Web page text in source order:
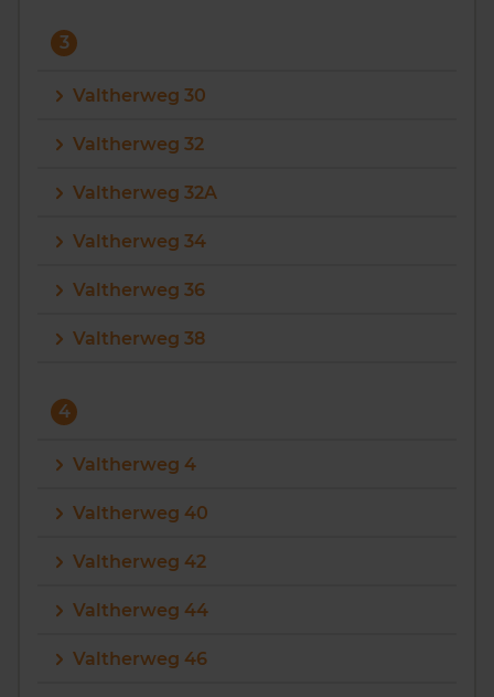
3
Valtherweg 30
Valtherweg 32
Valtherweg 32A
Valtherweg 34
Valtherweg 36
Valtherweg 38
4
Valtherweg 4
Valtherweg 40
Valtherweg 42
Valtherweg 44
Valtherweg 46